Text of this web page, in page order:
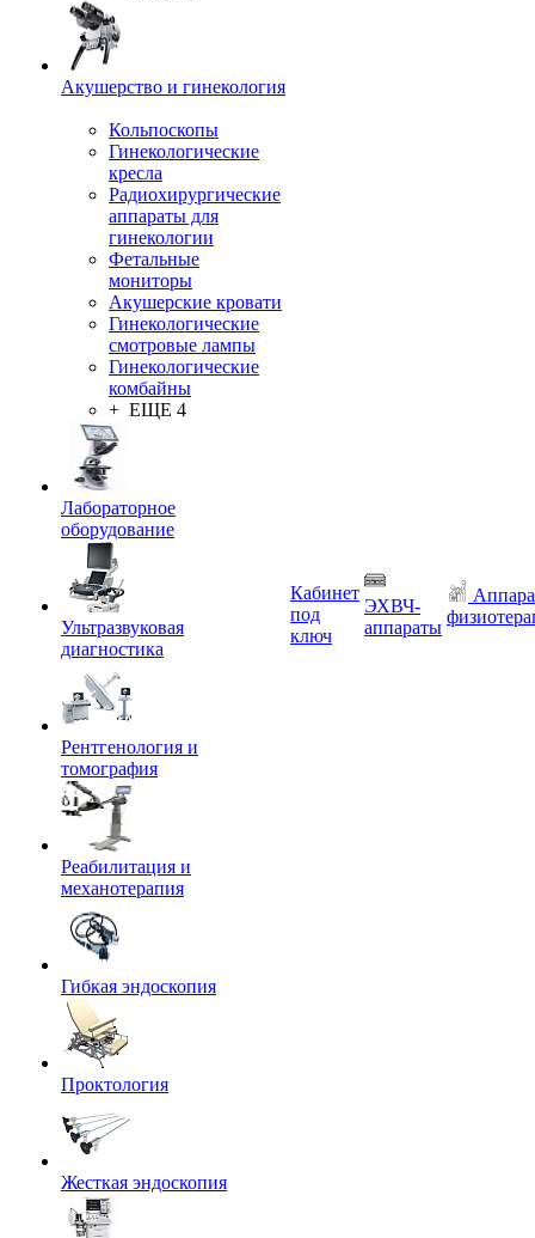
Акушерство и гинекология
Кольпоскопы
Гинекологические
кресла
Радиохирургические
аппараты для
гинекологии
Фетальные
мониторы
Акушерские кровати
Гинекологические
смотровые лампы
Гинекологические
комбайны
+ ЕЩЕ 4
Лабораторное
оборудование
Ультразвуковая
диагностика
Рентгенология и
томография
Реабилитация и
механотерапия
Гибкая эндоскопия
Проктология
Жесткая эндоскопия
Кабинет
под
ключ
ЭХВЧ-
аппараты